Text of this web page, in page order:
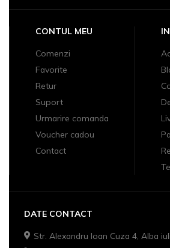
CONTUL MEU
Comenzi
Favorite
Retur
Suport
Urmarire comanda
Voucher cadou
Contact
DATE CONTACT
Str. Alexandru Ioan Cuza 4, Alba